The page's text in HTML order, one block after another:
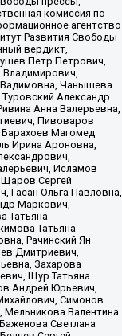
комиссия по
агентство
Развития Свободы
вердикт,
Петр Петрович,
Владимирович,
Чанышева
Александр
Анна Валерьевна,
Пивоваров
Барахоев Магомед
Ирина Ароновна,
Исламов
Щаров Сергей
Гасан Ольга Павловна,
Маркович,
Татьяна
Татьяна
Рачинский Ян
Дмитриевич,
Захарова
Щур Татьяна
Андрей Юрьевич,
Симонов
Мельникова Валентина
Светлана